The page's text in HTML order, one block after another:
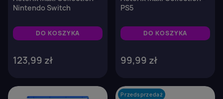
Nintendo Switch
DO KOSZYKA
123,99 zł
PS5
DO KOSZYKA
99,99 zł
Przedsprzedaż